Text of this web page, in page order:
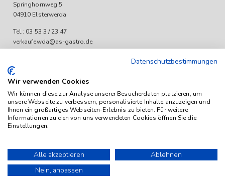
Springhornweg 5
04910 Elsterwerda
Tel.: 03 53 3 / 23 47
verkaufewda@as-gastro.de
Mo-Fr 09:00 bis 17:00 Uhr
Das Angebot von as-Gastro richtet sich ausschließlich an
und verstehen sich netto zzgl. geltender gesetzl. USt.
Datenschutzbestimmungen
Wir verwenden Cookies
Wir können diese zur Analyse unserer Besucherdaten platzieren, um
unsere Webseite zu verbessern, personalisierte Inhalte anzuzeigen und
Ihnen ein großartiges Webseiten-Erlebnis zu bieten. Für weitere
Informationen zu den von uns verwendeten Cookies öffnen Sie die
Einstellungen.
Alle akzeptieren
Ablehnen
Nein, anpassen